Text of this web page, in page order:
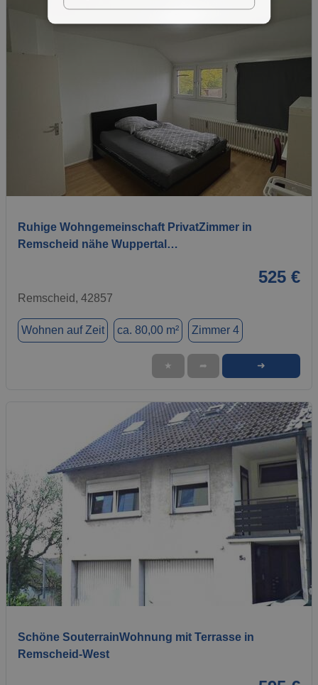
1 / 24
Ruhige Wohngemeinschaft PrivatZimmer in
Remscheid nähe Wuppertal…
525 €
Remscheid, 42857
Wohnen auf Zeit ca. 80,00 m² Zimmer 4
★ ➦ ➜
1 / 9
Schöne SouterrainWohnung mit Terrasse in
Remscheid-West